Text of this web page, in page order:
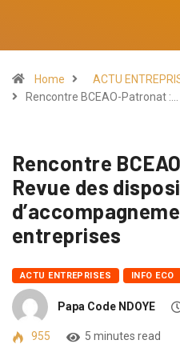
Home
ACTU
Rencontre BCEAO-Patronat :…
Rencontre
Revue des
entreprises
ACTU ENTREPRISES INFO ECO
Papa Code NDOYE
955 5 minutes read